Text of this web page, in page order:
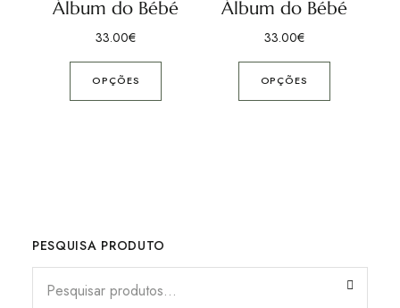
Álbum do Bébé
33.00€
OPÇÕES
Álbum do Bébé
33.00€
OPÇÕES
PESQUISA PRODUTO